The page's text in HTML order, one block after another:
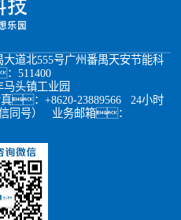
道北555号广州番禺天安节能科
511400
头镇工业园
：+8620-23889566 24小时
同号） 业务邮箱：